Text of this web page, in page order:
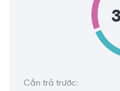
Cần trả trước: